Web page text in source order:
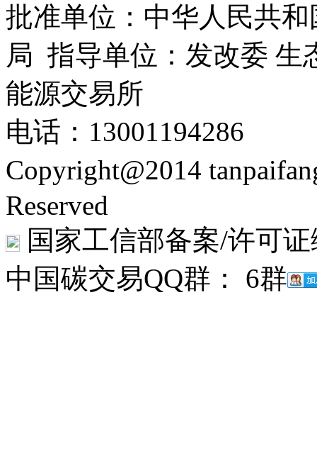
批准单位：中华人民共
局 指导单位：发改委 生
能源交易所
电话：13001194286
Copyright@2014
Reserved
国家工信部备案/许可
中国碳交易QQ群： 6群